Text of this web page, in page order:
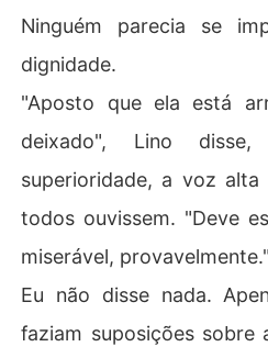
Ninguém parecia se
dignidade.
"Aposto que ela está
deixado", Lino
superioridade, a voz
todos ouvissem. "Deve
miserável, provavelmente."
Eu não disse nada.
faziam suposições sobre